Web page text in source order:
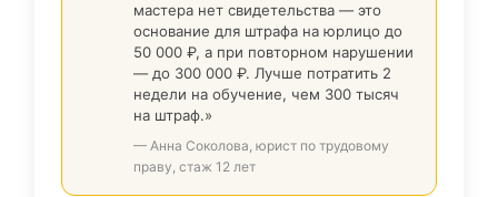
мастера нет свидетельства — это
основание для штрафа на юрлицо до
50 000 ₽, а при повторном нарушении
— до 300 000 ₽. Лучше потратить 2
недели на обучение, чем 300 тысяч
на штраф.»
— Анна Соколова, юрист по трудовому
праву, стаж 12 лет